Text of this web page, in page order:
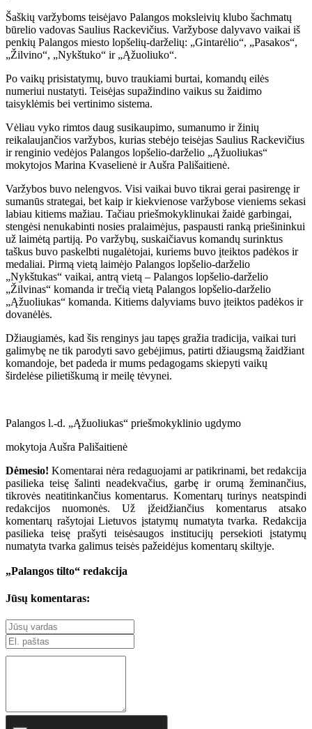
Šaškių varžyboms teisėjavo Palangos moksleivių klubo šachmatų
būrelio vadovas Saulius Rackevičius. Varžybose dalyvavo vaikai iš
penkių Palangos miesto lopšelių-darželių: „Gintarėlio“, „Pasakos“,
„Žilvino“, „Nykštuko“ ir „Ąžuoliuko“.
Po vaikų prisistatymų, buvo traukiami burtai, komandų eilės
numeriui nustatyti. Teisėjas supažindino vaikus su žaidimo
taisyklėmis bei vertinimo sistema.
Vėliau vyko rimtos daug susikaupimo, sumanumo ir žinių
reikalaujančios varžybos, kurias stebėjo teisėjas Saulius Rackevičius
ir renginio vedėjos Palangos lopšelio-darželio „Ąžuoliukas“
mokytojos Marina Kvaselienė ir Aušra Pališaitienė.
Varžybos buvo nelengvos. Visi vaikai buvo tikrai gerai pasirengę ir
sumanūs strategai, bet kaip ir kiekvienose varžybose vieniems sekasi
labiau kitiems mažiau. Tačiau priešmokyklinukai žaidė garbingai,
stengėsi nenukabinti nosies pralaimėjus, paspausti ranką priešininkui
už laimėtą partiją. Po varžybų, suskaičiavus komandų surinktus
taškus buvo paskelbti nugalėtojai, kuriems buvo įteiktos padėkos ir
medaliai. Pirmą vietą laimėjo Palangos lopšelio-darželio
„Nykštukas“ vaikai, antrą vietą – Palangos lopšelio-darželio
„Žilvinas“ komanda ir trečią vietą Palangos lopšelio-darželio
„Ąžuoliukas“ komanda. Kitiems dalyviams buvo įteiktos padėkos ir
dovanėlės.
Džiaugiamės, kad šis renginys jau tapęs gražia tradicija, vaikai turi
galimybę ne tik parodyti savo gebėjimus, patirti džiaugsmą žaidžiant
komandoje, bet padeda ir mums pedagogams skiepyti vaikų
širdelėse pilietiškumą ir meilę tėvynei.
Palangos l.-d. „Ąžuoliukas“ priešmokyklinio ugdymo
mokytoja Aušra Pališaitienė
Dėmesio! Komentarai nėra redaguojami ar patikrinami, bet redakcija
pasilieka teisę šalinti neadekvačius, garbę ir orumą žeminančius,
tikrovės neatitinkančius komentarus. Komentarų turinys neatspindi
redakcijos nuomonės. Už įžeidžiančius komentarus atsako
komentarų rašytojai Lietuvos įstatymų numatyta tvarka. Redakcija
pasilieka teisę prašyti teisėsaugos institucijų persekioti įstatymų
numatyta tvarka galimus teisės pažeidėjus komentarų skiltyje.
„Palangos tilto“ redakcija
Jūsų komentaras: